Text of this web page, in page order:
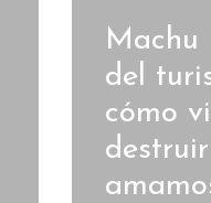
Machu
del
cómo